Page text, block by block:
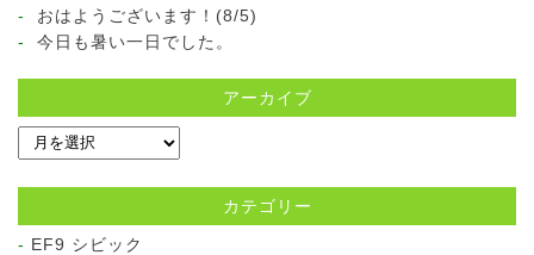
おはようございます！(8/5)
今日も暑い一日でした。
アーカイブ
カテゴリー
EF9 シビック